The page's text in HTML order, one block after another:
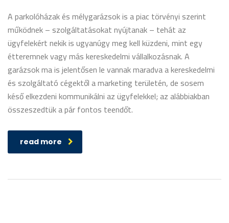
A parkolóházak és mélygarázsok is a piac törvényi szerint
működnek – szolgáltatásokat nyújtanak – tehát az
ügyfelekért nekik is ugyanúgy meg kell küzdeni, mint egy
étteremnek vagy más kereskedelmi vállalkozásnak. A
garázsok ma is jelentősen le vannak maradva a kereskedelmi
és szolgáltató cégektől a marketing területén, de sosem
késő elkezdeni kommunikálni az ügyfelekkel; az alábbiakban
összeszedtük a pár fontos teendőt.
read more